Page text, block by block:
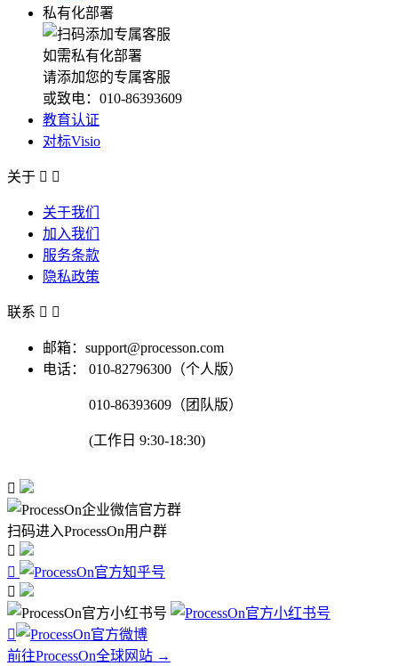
私有化部署
如需私有化部署
请添加您的专属客服
或致电：010-86393609
教育认证
对标Visio
关于  
关于我们
加入我们
服务条款
隐私政策
联系  
邮箱：support@processon.com
电话：
010-82796300（个人版）
010-86393609（团队版）
(工作日 9:30-18:30)

扫码进入ProcessOn用户群




前往ProcessOn全球网站 →